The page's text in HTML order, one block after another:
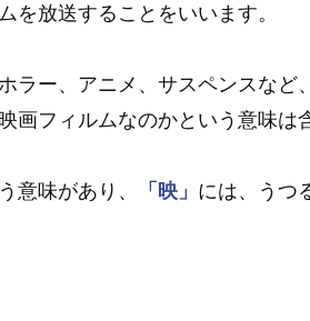
を放送することをいいます。
ラー、アニメ、サスペンスなど
画フィルムなのかという意味は
意味があり、 「映」 には、うつ